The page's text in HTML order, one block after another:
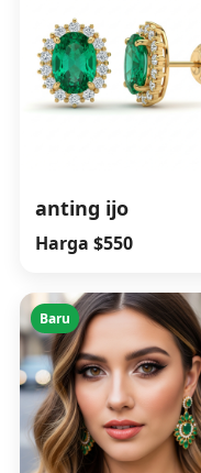
anting ijo
Harga $550
Baru